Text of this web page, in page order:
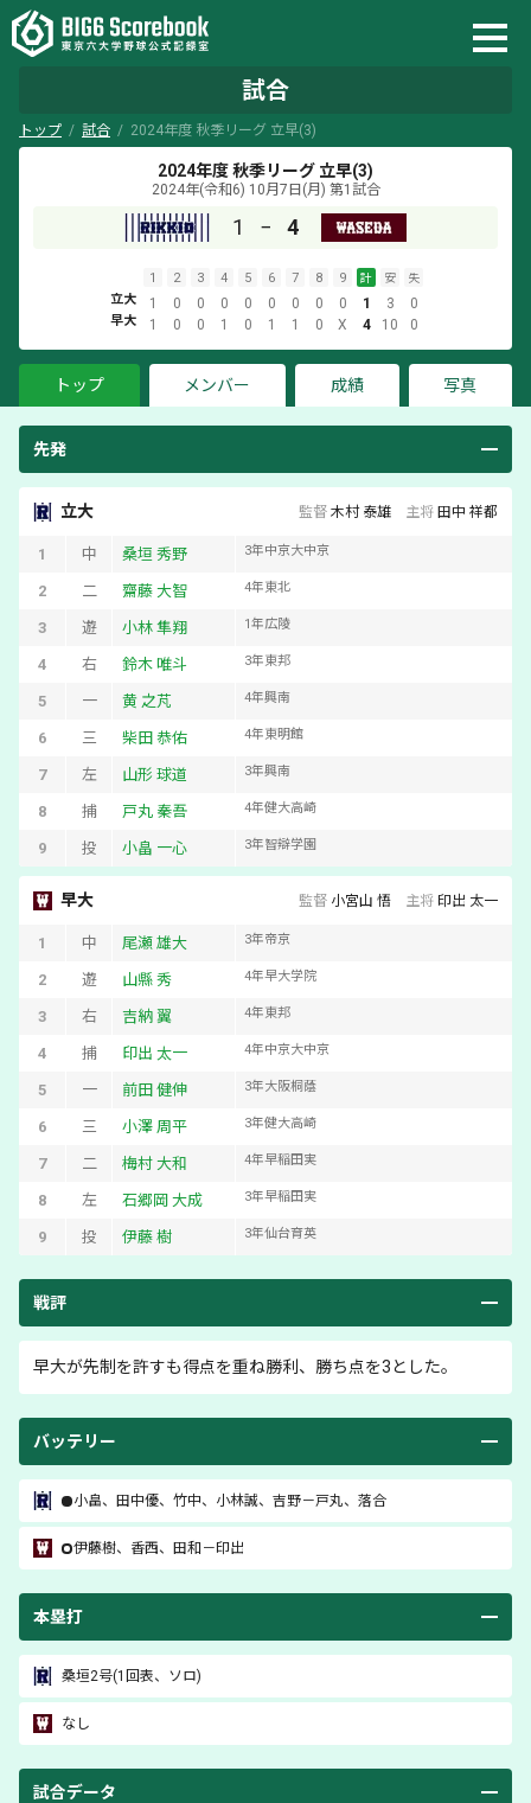
試合
トップ 試合 2024年度 秋季リーグ 立早(3)
2024年度 秋季リーグ 立早(3)
2024年(令和6) 10月7日(月) 第1試合
1 − 4
1 2 3 4 5 6 7 8 9 計 安 失
立大 1 0 0 0 0 0 0 0 0 1 3 0
早大 1 0 0 1 0 1 1 0 X 4 10 0
トップ メンバー 成績 写真
先発
立大 監督 木村 泰雄 主将 田中 祥都
1 中 桑垣 秀野 3年中京大中京
2 二 齋藤 大智 4年東北
3 遊 小林 隼翔 1 年広陵
4 右 鈴木 唯斗 3年東邦
5 一 黄 之芃 4年興南
6 三 柴田 恭佑 4年東明館
7 左 山形 球道 3年興南
8 捕 戸丸 秦吾 4年健大高崎
9 投 小畠 一心 3年智辯学園
早大 監督 小宮山 悟 主将 印出 太一
1 中 尾瀬 雄大 3年帝京
2 遊 山縣 秀 4年早大学院
3 右 吉納 翼 4年東邦
4 捕 印出 太一 4年中京大中京
5 一 前田 健伸 3年大阪桐蔭
6 三 小澤 周平 3年健大高崎
7 二 梅村 大和 4年早稲田実
8 左 石郷岡 大成 3年早稲田実
9 投 伊藤 樹 3年仙台育英
戦評
早大が先制を許すも得点を重ね勝利、勝ち点を3とした。
バッテリー
小畠、 田中優、竹中、 小林誠、吉野－戸丸、落合
伊藤樹、 香西、 田和 －印出
本塁打
桑垣2号(1回表、ソロ)
なし
試合データ